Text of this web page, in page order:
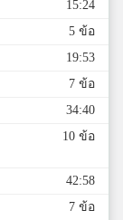
15:24
5 ข้อ
19:53
7 ข้อ
34:40
10 ข้อ
42:58
7 ข้อ